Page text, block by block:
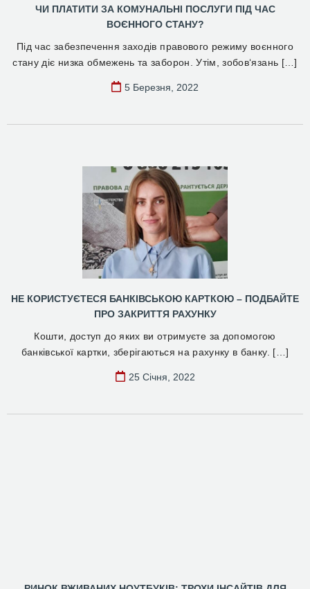
ЧИ ПЛАТИТИ ЗА КОМУНАЛЬНІ ПОСЛУГИ ПІД ЧАС
ВОЄННОГО СТАНУ?
Під час забезпечення заходів правового режиму воєнного
стану діє низка обмежень та заборон. Утім, зобов‘язань […]
5 Березня, 2022
НЕ КОРИСТУЄТЕСЯ БАНКІВСЬКОЮ КАРТКОЮ – ПОДБАЙТЕ
ПРО ЗАКРИТТЯ РАХУНКУ
Кошти, доступ до яких ви отримуєте за допомогою
банківської картки, зберігаються на рахунку в банку. […]
25 Січня, 2022